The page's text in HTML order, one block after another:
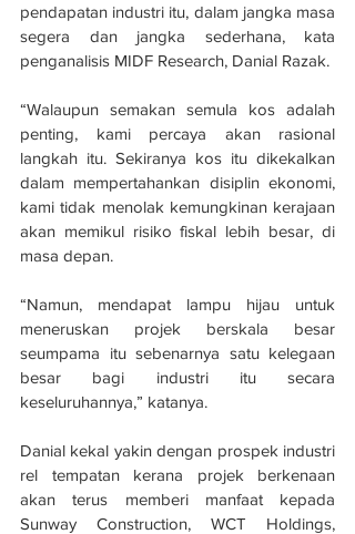
pendapatan industri itu, dalam jangka masa
segera dan jangka sederhana, kata
penganalisis MIDF Research, Danial Razak.
“Walaupun semakan semula kos adalah
penting, kami percaya akan rasional
langkah itu. Sekiranya kos itu dikekalkan
dalam mempertahankan disiplin ekonomi,
kami tidak menolak kemungkinan kerajaan
akan memikul risiko fiskal lebih besar, di
masa depan.
“Namun, mendapat lampu hijau untuk
meneruskan projek berskala besar
seumpama itu sebenarnya satu kelegaan
besar bagi industri itu secara
keseluruhannya,” katanya.
Danial kekal yakin dengan prospek industri
rel tempatan kerana projek berkenaan
akan terus memberi manfaat kepada
Sunway Construction, WCT Holdings,